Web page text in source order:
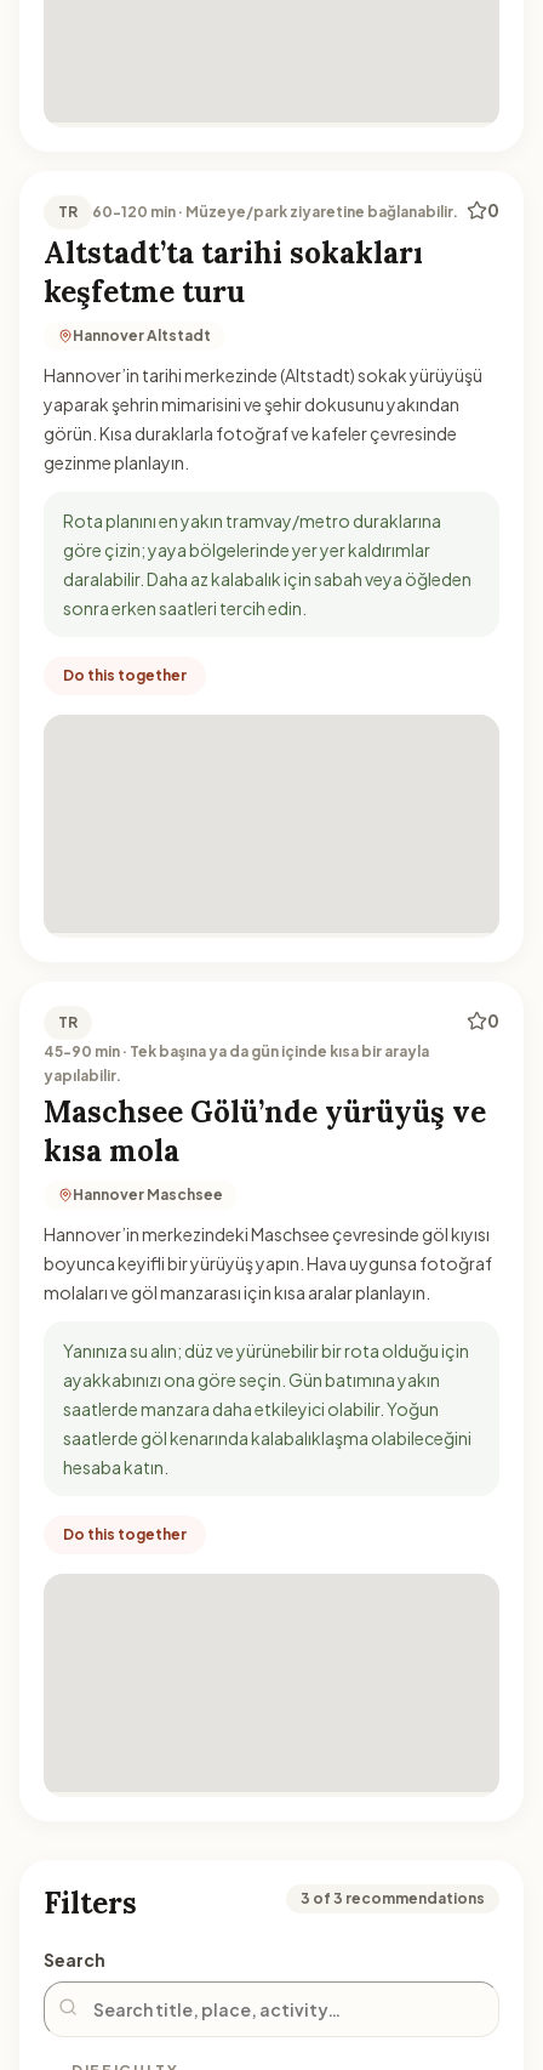
TR 60-120 min · Müzeye/park ziyaretine bağlanabilir. 0
Altstadt’ta tarihi sokakları
keşfetme turu
Hannover Altstadt
Hannover’in tarihi merkezinde (Altstadt) sokak yürüyüşü
yaparak şehrin mimarisini ve şehir dokusunu yakından
görün. Kısa duraklarla fotoğraf ve kafeler çevresinde
gezinme planlayın.
Rota planını en yakın tramvay/metro duraklarına
göre çizin; yaya bölgelerinde yer yer kaldırımlar
daralabilir. Daha az kalabalık için sabah veya öğleden
sonra erken saatleri tercih edin.
Do this together
TR
45-90 min · Tek başına ya da gün içinde kısa bir arayla
yapılabilir.
0
Maschsee Gölü’nde yürüyüş ve
kısa mola
Hannover Maschsee
Hannover’in merkezindeki Maschsee çevresinde göl kıyısı
boyunca keyifli bir yürüyüş yapın. Hava uygunsa fotoğraf
molaları ve göl manzarası için kısa aralar planlayın.
Yanınıza su alın; düz ve yürünebilir bir rota olduğu için
ayakkabınızı ona göre seçin. Gün batımına yakın
saatlerde manzara daha etkileyici olabilir. Yoğun
saatlerde göl kenarında kalabalıklaşma olabileceğini
hesaba katın.
Do this together
Filters 3 of 3 recommendations
Search